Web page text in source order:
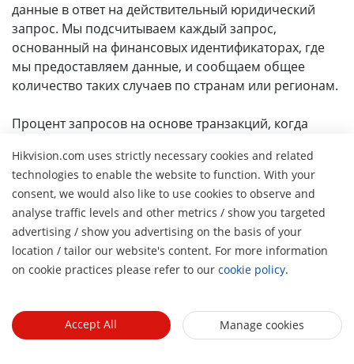
данные в ответ на действительный юридический
запрос. Мы подсчитываем каждый запрос,
основанный на финансовых идентификаторах, где
мы предоставляем данные, и сообщаем общее
количество таких случаев по странам или регионам.
Процент запросов на основе транзакций, когда
Это процент запросов на основе транзакций,
которые привели к предоставлению данных
компанией Hikviision. Мы рассчитываем это на
основе количества запросов на основе транзакций,
которые привели к предоставлению данных
компанией Hikvision по стране или региону, по
сравнению с общим количеством запросов на
Hikvision из этой страны или региона.
Hikvision.com uses strictly necessary cookies and related
technologies to enable the website to function. With your
consent, we would also like to use cookies to observe and
analyse traffic levels and other metrics / show you targeted
advertising / show you advertising on the basis of your
location / tailor our website's content. For more information
on cookie practices please refer to our cookie policy.
Accept All Manage cookies